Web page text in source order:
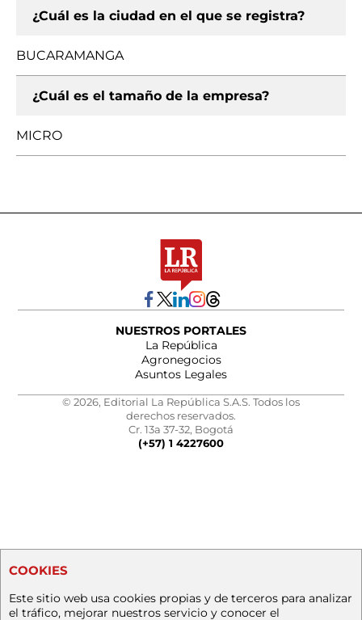
¿Cuál es la ciudad en el que se registra?
BUCARAMANGA
¿Cuál es el tamaño de la empresa?
MICRO
NUESTROS PORTALES
La República
Agronegocios
Asuntos Legales
© 2026, Editorial La República S.A.S. Todos los
derechos reservados.
Cr. 13a 37-32, Bogotá
(+57) 1 4227600
COOKIES
Este sitio web usa cookies propias y de terceros para analizar
el tráfico, mejorar nuestros servicio y conocer el